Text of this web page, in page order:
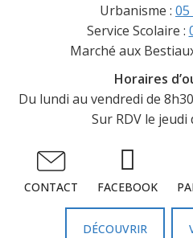
Urbanisme : 05
Service Scolaire :
Marché aux
Horaires
Du lundi au vendredi de
Sur RDV le jeudi
CONTACT FACEBOOK
DÉCOUVRIR